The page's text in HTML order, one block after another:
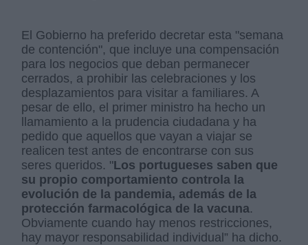
El Gobierno ha preferido decretar esta "semana
de contención", que incluye una compensación
para los negocios que deban permanecer
cerrados, a prohibir las celebraciones y los
desplazamientos para visitar a familiares. A
pesar de ello, el primer ministro ha hecho un
llamamiento a la prudencia ciudadana y ha
pedido que aquellos que vayan a viajar se
realicen test antes de encontrarse con sus
seres queridos. "Los portugueses saben que
su propio comportamiento controla la
evolución de la pandemia, además de la
protección farmacológica de la vacuna.
Obviamente cuando hay menos restricciones,
hay mayor responsabilidad individual” ha dicho.